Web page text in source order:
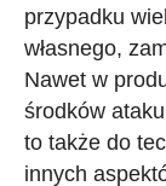
przypadku
własnego,
Nawet w
środków
to także do
innych